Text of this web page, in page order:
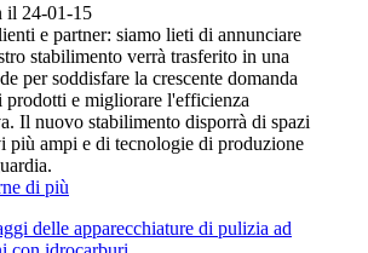
il 24-01-15
e partner: siamo lieti di annunciare
stabilimento verrà trasferito in una
per soddisfare la crescente domanda
prodotti e migliorare l'efficienza
Il nuovo stabilimento disporrà di spazi
più ampi e di tecnologie di produzione
di più